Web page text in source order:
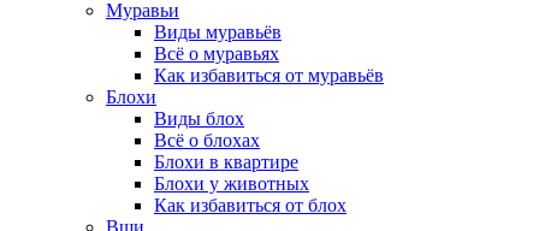
Муравьи
Виды муравьёв
Всё о муравьях
Как избавиться от муравьёв
Блохи
Виды блох
Всё о блохах
Блохи в квартире
Блохи у животных
Как избавиться от блох
Вши